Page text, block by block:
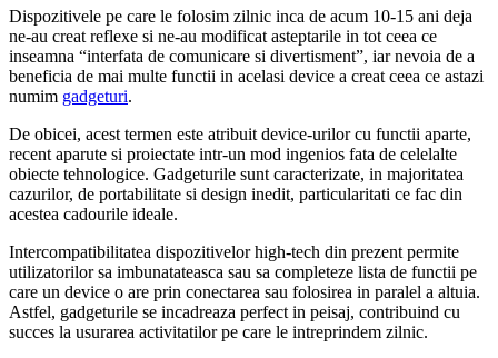
Dispozitivele pe care le folosim zilnic inca de acum 10-15 ani deja
ne-au creat reflexe si ne-au modificat asteptarile in tot ceea ce
inseamna “interfata de comunicare si divertisment”, iar nevoia de a
beneficia de mai multe functii in acelasi device a creat ceea ce astazi
numim gadgeturi.
De obicei, acest termen este atribuit device-urilor cu functii aparte,
recent aparute si proiectate intr-un mod ingenios fata de celelalte
obiecte tehnologice. Gadgeturile sunt caracterizate, in majoritatea
cazurilor, de portabilitate si design inedit, particularitati ce fac din
acestea cadourile ideale.
Intercompatibilitatea dispozitivelor high-tech din prezent permite
utilizatorilor sa imbunatateasca sau sa completeze lista de functii pe
care un device o are prin conectarea sau folosirea in paralel a altuia.
Astfel, gadgeturile se incadreaza perfect in peisaj, contribuind cu
succes la usurarea activitatilor pe care le intreprindem zilnic.